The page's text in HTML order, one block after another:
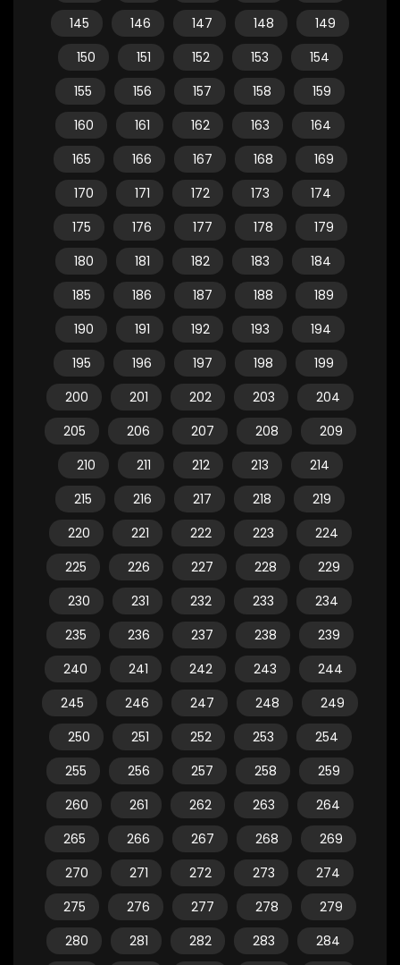
145
146 147 148
149
150
151 152 153
154
155
156 157 158
159
160
161 162 163
164
165
166 167 168
169
170
171 172 173
174
175
176 177 178
179
180
181 182 183
184
185
186 187 188
189
190
191 192 193
194
195
196 197 198
199
200
201 202 203
204
205
206 207 208
209
210
211 212 213
214
215
216 217 218
219
220
221 222 223
224
225
226 227 228
229
230
231 232 233
234
235
236 237 238
239
240
241 242 243
244
245
246 247 248
249
250
251 252 253
254
255
256 257 258
259
260
261 262 263
264
265
266 267 268
269
270
271 272 273
274
275
276 277 278
279
280
281 282 283
284